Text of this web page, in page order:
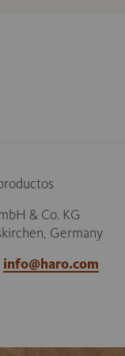
& Co. KG
Germany
info@haro.com